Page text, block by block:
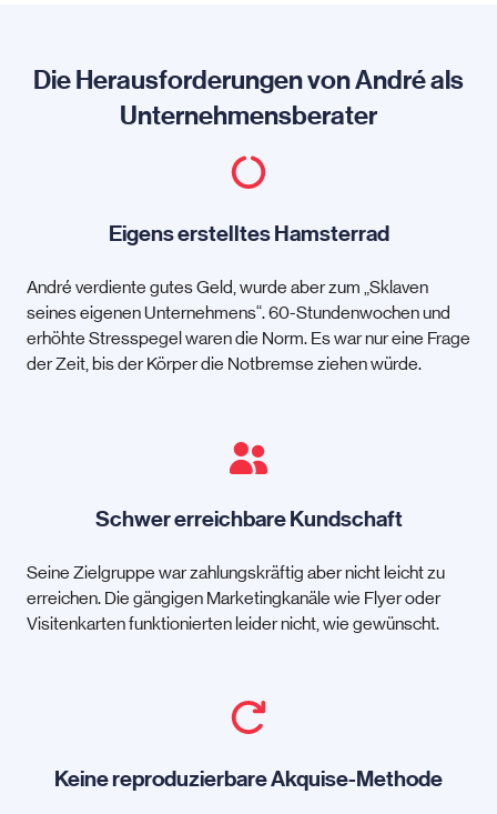
Die Herausforderungen von André als
Unternehmensberater
Eigens erstelltes Hamsterrad
André verdiente gutes Geld, wurde aber zum „Sklaven
seines eigenen Unternehmens“. 60-Stundenwochen und
erhöhte Stresspegel waren die Norm. Es war nur eine Frage
der Zeit, bis der Körper die Notbremse ziehen würde.
Schwer erreichbare Kundschaft
Seine Zielgruppe war zahlungskräftig aber nicht leicht zu
erreichen. Die gängigen Marketingkanäle wie Flyer oder
Visitenkarten funktionierten leider nicht, wie gewünscht.
Keine reproduzierbare Akquise-Methode